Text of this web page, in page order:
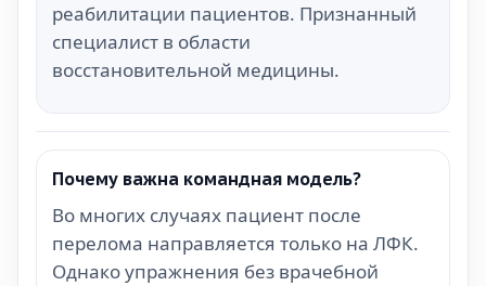
реабилитации пациентов. Признанный
специалист в области
восстановительной медицины.
Почему важна командная модель?
Во многих случаях пациент после
перелома направляется только на ЛФК.
Однако упражнения без врачебной